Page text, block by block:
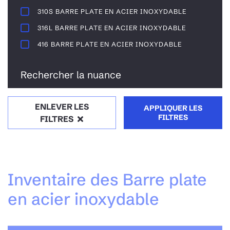
310S BARRE PLATE EN ACIER INOXYDABLE
316L BARRE PLATE EN ACIER INOXYDABLE
416 BARRE PLATE EN ACIER INOXYDABLE
Rechercher la nuance
ENLEVER LES
FILTRES
APPLIQUER LES
FILTRES
Inventaire des Barre plate
en acier inoxydable